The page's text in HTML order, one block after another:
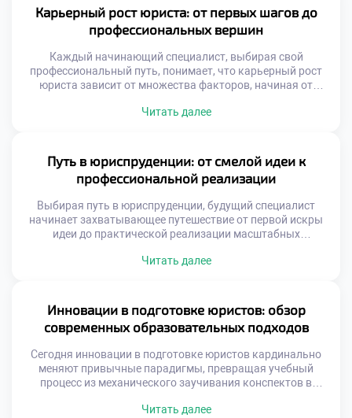
амбиций. Чтобы успешно ориентироваться в этом […]
Карьерный рост юриста: от первых шагов до
профессиональных вершин
Каждый начинающий специалист, выбирая свой
профессиональный путь, понимает, что карьерный рост
юриста зависит от множества факторов, начиная от
умением гибко адаптироваться к меняющимся реалиям.
перспектив в этой сфере поистине безграничен. Правовое
дело требует не только острого ума […]
Читать далее
Путь в юриспруденции: от смелой идеи к
профессиональной реализации
Выбирая путь в юриспруденции, будущий специалист
начинает захватывающее путешествие от первой искры
идеи до практической реализации масштабных
творческая креативность и строгая логика сплетаются в
свободы граждан. Чтобы успешно преодолеть этот
сложный маршрут и превратить […]
Читать далее
Инновации в подготовке юристов: обзор
современных образовательных подходов
Сегодня инновации в подготовке юристов кардинально
меняют привычные парадигмы, превращая учебный
процесс из механического заучивания конспектов в
традиций и передовых цифровых решений. Современные
Читать далее